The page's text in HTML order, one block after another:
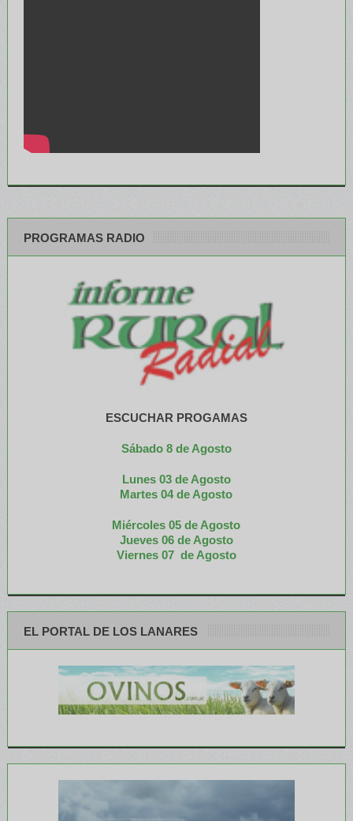
PROGRAMAS RADIO
ESCUCHAR PROGAMAS
Sábado 8 de Agosto
Lunes 03 de Agosto
Martes 04 de Agosto
Miércoles 05 de Agosto
Jueves 06 de Agosto
Viernes 07 de Agosto
EL PORTAL DE LOS LANARES